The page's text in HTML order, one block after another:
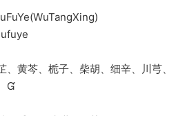
黄芩、栀子、柴胡、细辛、川芎、
